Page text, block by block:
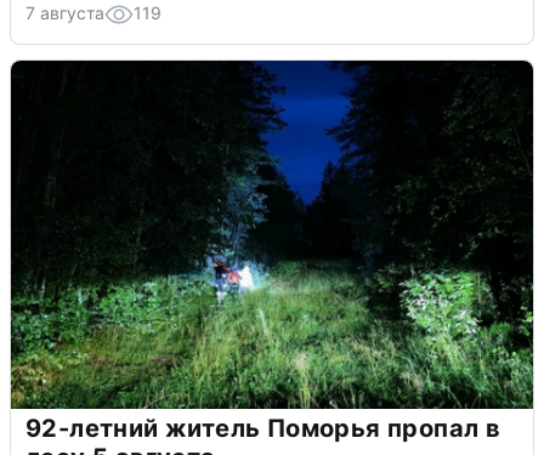
7 августа 119
92-летний житель Поморья пропал в